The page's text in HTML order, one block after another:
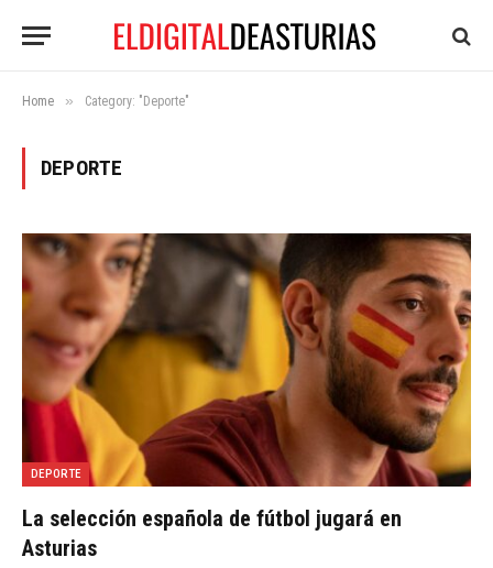
Home » Category: "Deporte"
DEPORTE
DEPORTE
La selección española de fútbol jugará en
Asturias